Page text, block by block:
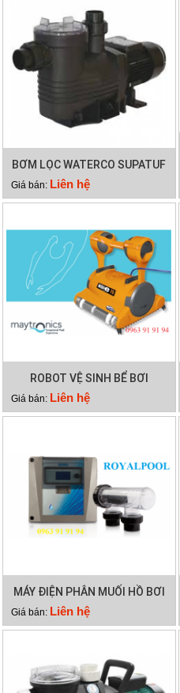
BƠM LỌC WATERCO SUPATUF
300
Giá bán: Liên hệ
ROBOT VỆ SINH BỂ BƠI
DOLPHIN WAVE 75
Giá bán: Liên hệ
MÁY ĐIỆN PHÂN MUỐI HỒ BƠI
WATERCO HYDROCHLOR
MINERAL 5000
Giá bán: Liên hệ